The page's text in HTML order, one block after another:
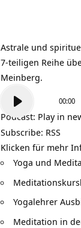
Astrale und
7-teiligen Reihe
Meinberg.
Player
00:00
Podcast: Play in
Subscribe: RSS
Klicken für mehr
Yoga und
Yogalehrer
Meditation in